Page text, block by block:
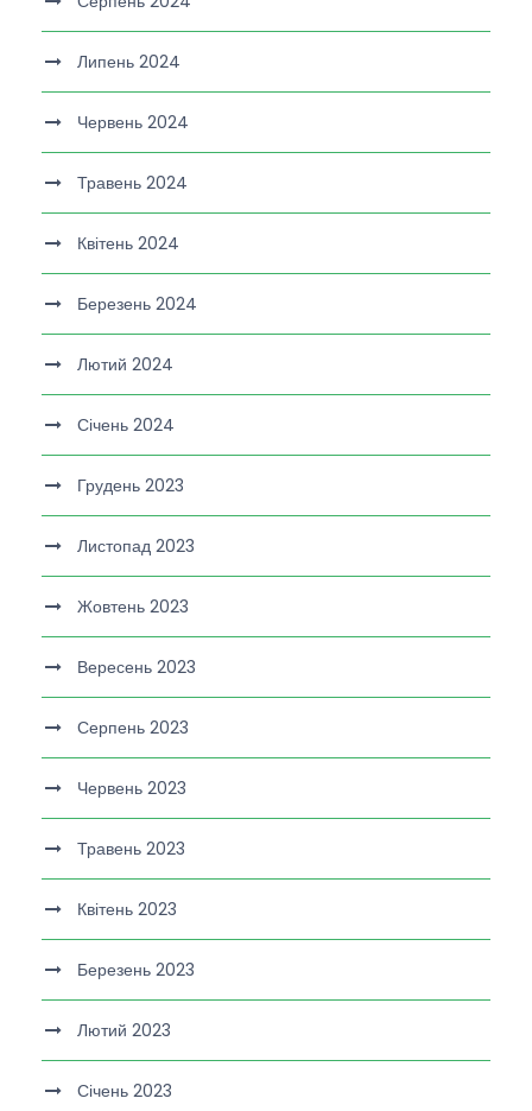
Липень 2024
Червень 2024
Травень 2024
Квітень 2024
Березень 2024
Лютий 2024
Січень 2024
Грудень 2023
Листопад 2023
Жовтень 2023
Вересень 2023
Серпень 2023
Червень 2023
Травень 2023
Квітень 2023
Березень 2023
Лютий 2023
Січень 2023